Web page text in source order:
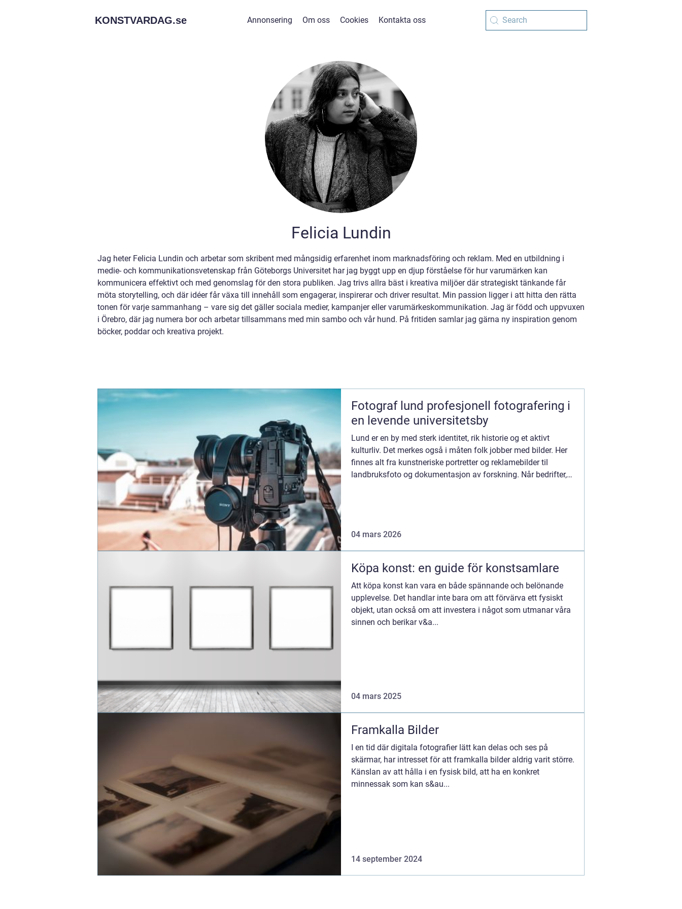
KONSTVARDAG.se Annonsering Om oss Cookies Kontakta oss
Felicia Lundin
Jag heter Felicia Lundin och arbetar som skribent med mångsidig erfarenhet inom marknadsföring och reklam. Med en utbildning i
medie- och kommunikationsvetenskap från Göteborgs Universitet har jag byggt upp en djup förståelse för hur varumärken kan
kommunicera effektivt och med genomslag för den stora publiken. Jag trivs allra bäst i kreativa miljöer där strategiskt tänkande får
möta storytelling, och där idéer får växa till innehåll som engagerar, inspirerar och driver resultat. Min passion ligger i att hitta den rätta
tonen för varje sammanhang – vare sig det gäller sociala medier, kampanjer eller varumärkeskommunikation. Jag är född och uppvuxen
i Örebro, där jag numera bor och arbetar tillsammans med min sambo och vår hund. På fritiden samlar jag gärna ny inspiration genom
böcker, poddar och kreativa projekt.
Fotograf lund profesjonell fotografering i
en levende universitetsby
Lund er en by med sterk identitet, rik historie og et aktivt
kulturliv. Det merkes også i måten folk jobber med bilder. Her
finnes alt fra kunstneriske portretter og reklamebilder til
landbruksfoto og dokumentasjon av forskning. Når bedrifter,
04 mars 2026
Köpa konst: en guide för konstsamlare
Att köpa konst kan vara en både spännande och belönande
upplevelse. Det handlar inte bara om att förvärva ett fysiskt
objekt, utan också om att investera i något som utmanar våra
sinnen och berikar v&a...
04 mars 2025
Framkalla Bilder
I en tid där digitala fotografier lätt kan delas och ses på
skärmar, har intresset för att framkalla bilder aldrig varit större.
Känslan av att hålla i en fysisk bild, att ha en konkret
minnessak som kan s&au...
14 september 2024